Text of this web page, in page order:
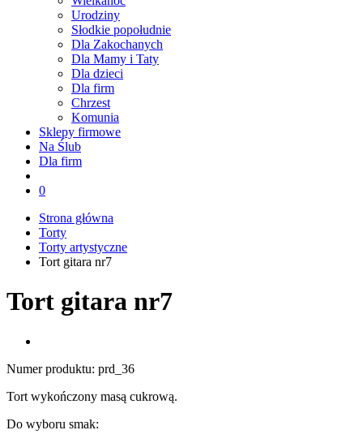
Urodziny
Słodkie popołudnie
Dla Zakochanych
Dla Mamy i Taty
Dla dzieci
Dla firm
Chrzest
Komunia
Sklepy firmowe
Na Ślub
Dla firm
0
Strona główna
Torty
Torty artystyczne
Tort gitara nr7
Tort gitara nr7
Numer produktu: prd_36
Tort wykończony masą cukrową.
Do wyboru smak: